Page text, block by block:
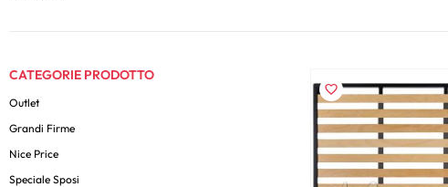
CATEGORIE PRODOTTO
Outlet
Grandi Firme
Nice Price
Speciale Sposi